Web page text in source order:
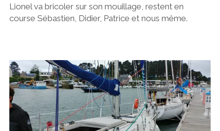
Lionel va bricoler sur son mouillage, restent en
course Sébastien, Didier, Patrice et nous même.